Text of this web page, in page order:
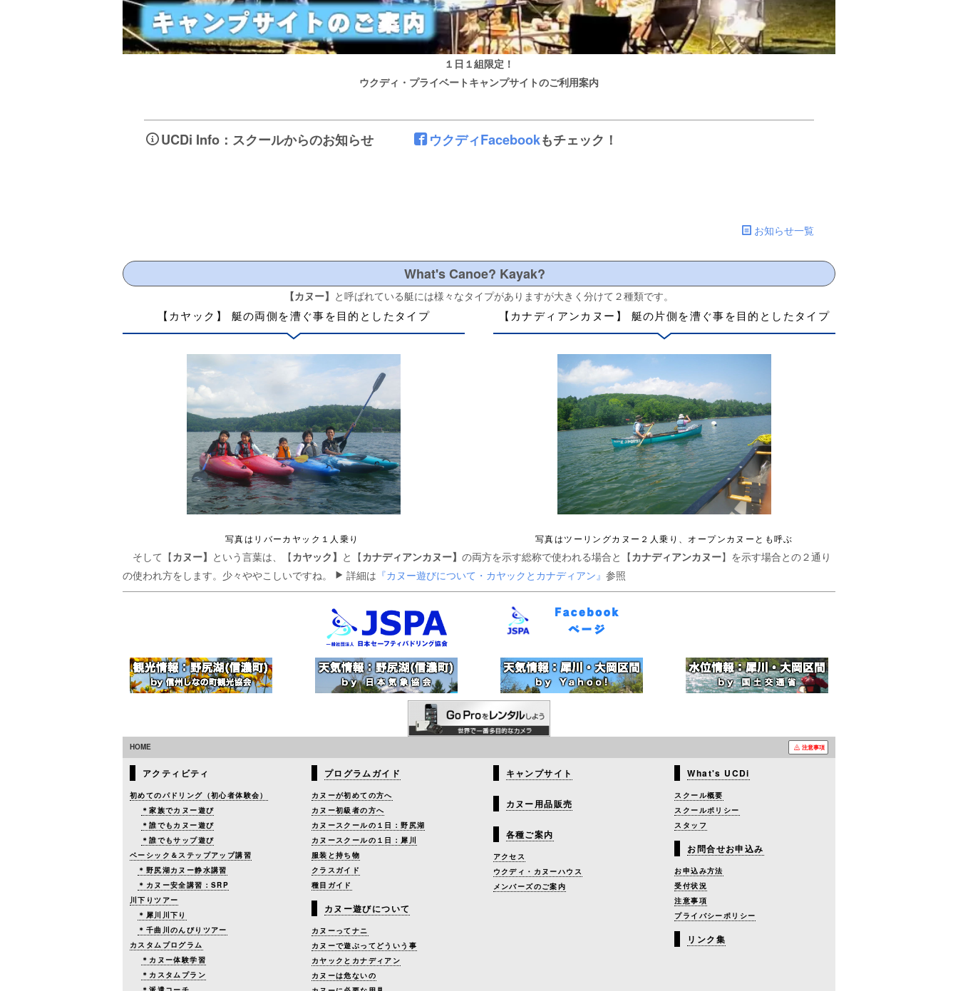
１日１組限定！
ウクディ・プライベートキャンプサイトのご利用案内
UCDi Info：スクールからのお知らせ ウクディFacebookもチェック！
お知らせ一覧
What's Canoe? Kayak?
【カヌー】 と呼ばれている艇には様々なタイプがありますが大きく分けて２種類です。
【カヤック】 艇の両側を漕ぐ事を目的としたタイプ
写真はリバーカヤック１人乗り
【カナディアンカヌー】 艇の片側を漕ぐ事を目的としたタイプ
写真はツーリングカヌー２人乗り、オープンカヌーとも呼ぶ
そして【カヌー】 という言葉は、【カヤック】 と【カナディアンカヌー】 の両方を示す総称で使われる場合と【カナディアンカヌー】を示す場合との２通り
の使われ方をします。少々ややこしいですね。
詳細は 『カヌー遊びについて・カヤックとカナディアン』 参照
HOME 注意事項
アクティビティ
初めてのパドリング（初心者体験会）
＊家族でカヌー遊び
＊誰でもカヌー遊び
＊誰でもサップ遊び
ベーシック＆ステップアップ講習
＊野尻湖カヌー静水講習
＊カヌー安全講習：SRP
川下りツアー
＊犀川川下り
＊千曲川のんびりツアー
カスタムプログラム
＊カヌー体験学習
＊カスタムプラン
プログラムガイド
カヌーが初めての方へ
カヌー初級者の方へ
カヌースクールの１日：野尻湖
カヌースクールの１日：犀川
服装と持ち物
クラスガイド
種目ガイド
カヌー遊びについて
カヌーってナニ
カヌーで遊ぶってどういう事
カヤックとカナディアン
カヌーは危ないの
キャンプサイト
カヌー用品販売
各種ご案内
アクセス
ウクディ・カヌーハウス
メンバーズのご案内
What's UCDi
スクール概要
スクールポリシー
スタッフ
お問合せお申込み
お申込み方法
受付状況
注意事項
プライバシーポリシー
リンク集